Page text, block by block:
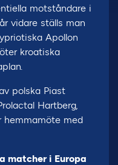
motståndare i
vidare ställs man
Apollon
kroatiska
polska Piast
Hartberg,
hemmamöte med
matcher i Europa